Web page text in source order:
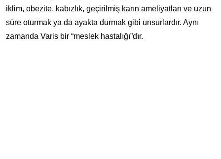
iklim, obezite, kabızlık, geçirilmiş karın ameliyatları ve uzun
süre oturmak ya da ayakta durmak gibi unsurlardır. Aynı
zamanda Varis bir “meslek hastalığı”dır.